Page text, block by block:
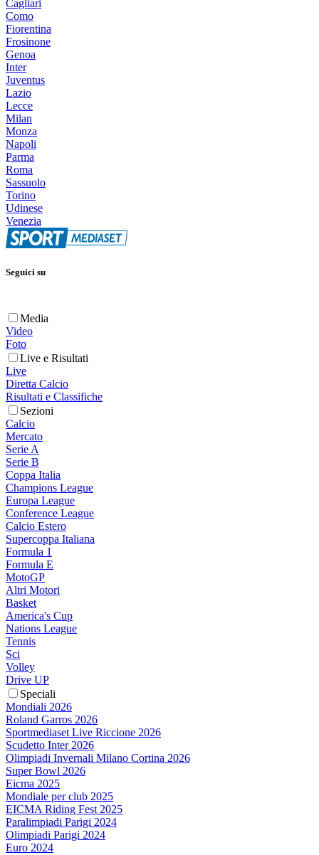
Cagliari
Como
Fiorentina
Frosinone
Genoa
Inter
Juventus
Lazio
Lecce
Milan
Monza
Napoli
Parma
Roma
Sassuolo
Torino
Udinese
Venezia
Seguici su
Media
Video
Foto
Live e Risultati
Live
Diretta Calcio
Risultati e Classifiche
Sezioni
Calcio
Mercato
Serie A
Serie B
Coppa Italia
Champions League
Europa League
Conference League
Calcio Estero
Supercoppa Italiana
Formula 1
Formula E
MotoGP
Altri Motori
Basket
America's Cup
Nations League
Tennis
Sci
Volley
Drive UP
Speciali
Mondiali 2026
Roland Garros 2026
Sportmediaset Live Riccione 2026
Scudetto Inter 2026
Olimpiadi Invernali Milano Cortina 2026
Super Bowl 2026
Eicma 2025
Mondiale per club 2025
EICMA Riding Fest 2025
Paralimpiadi Parigi 2024
Olimpiadi Parigi 2024
Euro 2024